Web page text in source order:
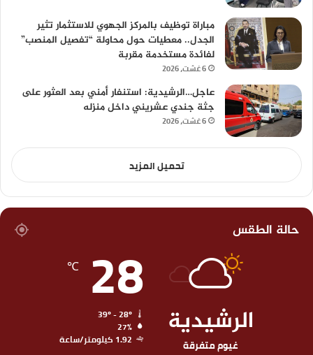
مباراة توظيف بالمركز الجهوي للاستثمار تثير
الجدل.. معطيات حول محاولة “تفصيل المنصب”
لفائدة مستخدمة مقربة
6 غشت، 2026
عاجل…الرشيدية: استنفار أمني بعد العثور على
جثة جندي عشريني داخل منزله
6 غشت، 2026
تحميل المزيد
حالة الطقس
الرشيدية
غيوم متفرقة
28
℃
27%
1.92 كيلومتر/ساعة